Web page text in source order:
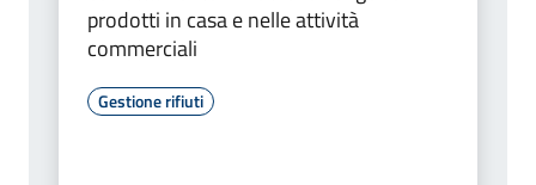
prodotti in casa e nelle attività
commerciali
Gestione rifiuti